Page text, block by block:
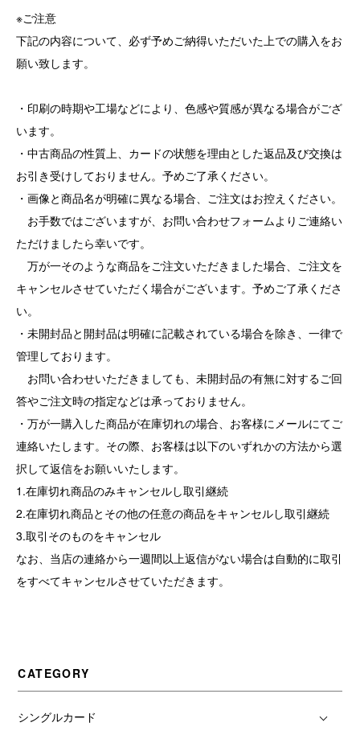
※ご注意
下記の内容について、必ず予めご納得いただいた上での購入をお
願い致します。
・印刷の時期や工場などにより、色感や質感が異なる場合がござ
います。
・中古商品の性質上、カードの状態を理由とした返品及び交換は
お引き受けしておりません。予めご了承ください。
・画像と商品名が明確に異なる場合、ご注文はお控えください。
お手数ではございますが、お問い合わせフォームよりご連絡い
ただけましたら幸いです。
万が一そのような商品をご注文いただきました場合、ご注文を
キャンセルさせていただく場合がございます。予めご了承くださ
い。
・未開封品と開封品は明確に記載されている場合を除き、一律で
管理しております。
お問い合わせいただきましても、未開封品の有無に対するご回
答やご注文時の指定などは承っておりません。
・万が一購入した商品が在庫切れの場合、お客様にメールにてご
連絡いたします。その際、お客様は以下のいずれかの方法から選
択して返信をお願いいたします。
1.在庫切れ商品のみキャンセルし取引継続
2.在庫切れ商品とその他の任意の商品をキャンセルし取引継続
3.取引そのものをキャンセル
なお、当店の連絡から一週間以上返信がない場合は自動的に取引
をすべてキャンセルさせていただきます。
CATEGORY
シングルカード